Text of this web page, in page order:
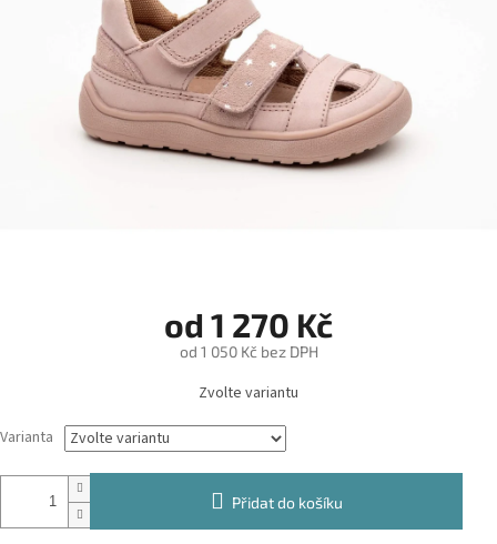
od 1 270 Kč
od 1 050 Kčbez DPH
Měrná
cena:
Zvolte variantu
Varianta
Přidat do košíku